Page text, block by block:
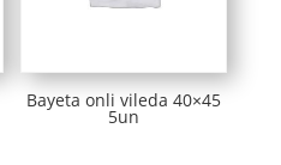
Bayeta onli vileda 40×45
5un